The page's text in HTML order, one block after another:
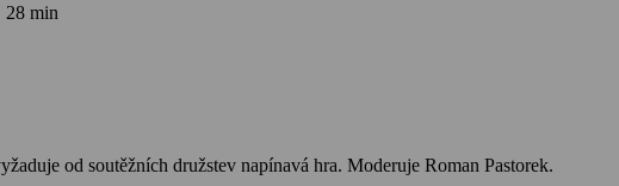
28 min
od soutěžních družstev napínavá hra. Moderuje Roman Pastorek.